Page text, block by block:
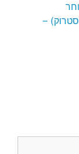
–